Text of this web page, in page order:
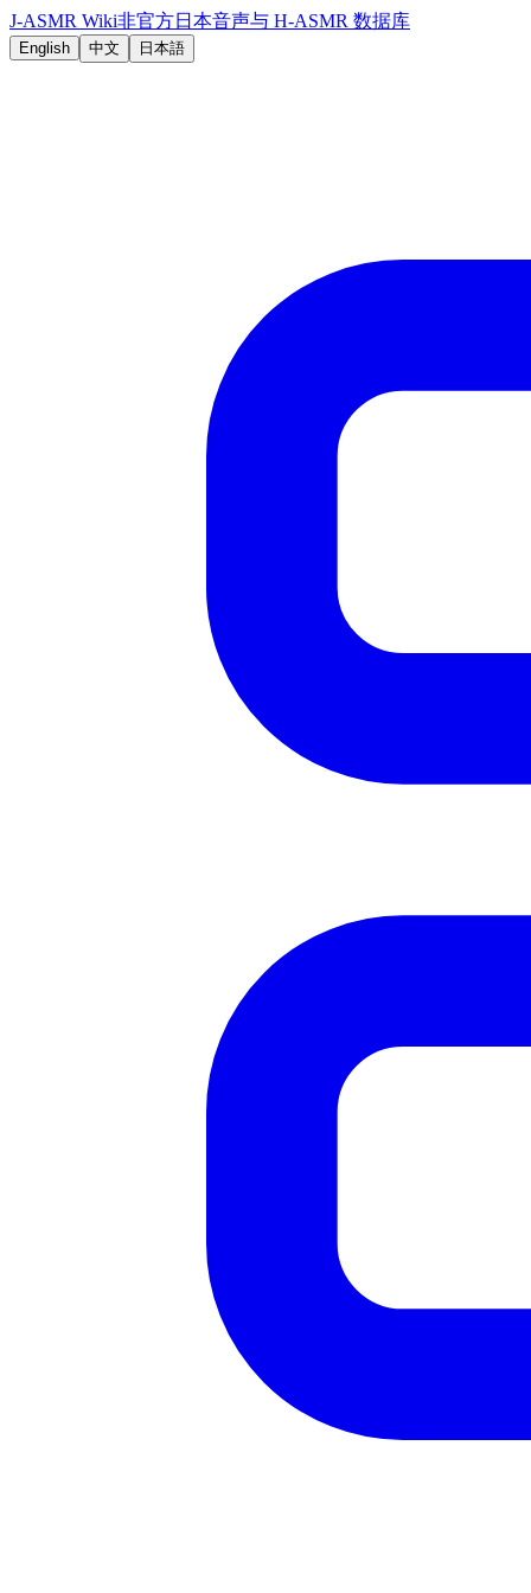
J-ASMR Wiki非官方日本音声与 H-ASMR 数据库
English 中文 日本語